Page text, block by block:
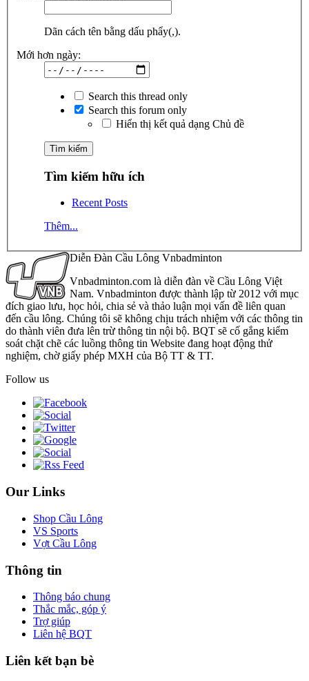
Dãn cách tên bằng dấu phẩy(,).
Mới hơn ngày:
Search this thread only
Search this forum only
Hiển thị kết quả dạng Chủ đề
Tìm kiếm hữu ích
Recent Posts
Thêm...
Diễn Đàn Cầu Lông Vnbadminton
Vnbadminton.com là diễn đàn về Cầu Lông Việt
Nam. Vnbadminton được thành lập từ 2012 với mục
đích giao lưu, học hỏi, chia sẻ và thảo luận mọi vấn đề liên quan
đến cầu lông. Chúng tôi sẽ không chịu trách nhiệm với các thông tin
do thành viên đưa lên trừ thông tin nội bộ. BQT sẽ cố gắng kiểm
soát chặt chẽ các luồng thông tin Website đang hoạt động thử
nghiệm, chờ giấy phép MXH của Bộ TT & TT.
Follow us
Our Links
Shop Cầu Lông
VS Sports
Vợt Cầu Lông
Thông tin
Thông báo chung
Thắc mắc, góp ý
Trợ giúp
Liên hệ BQT
Liên kết bạn bè